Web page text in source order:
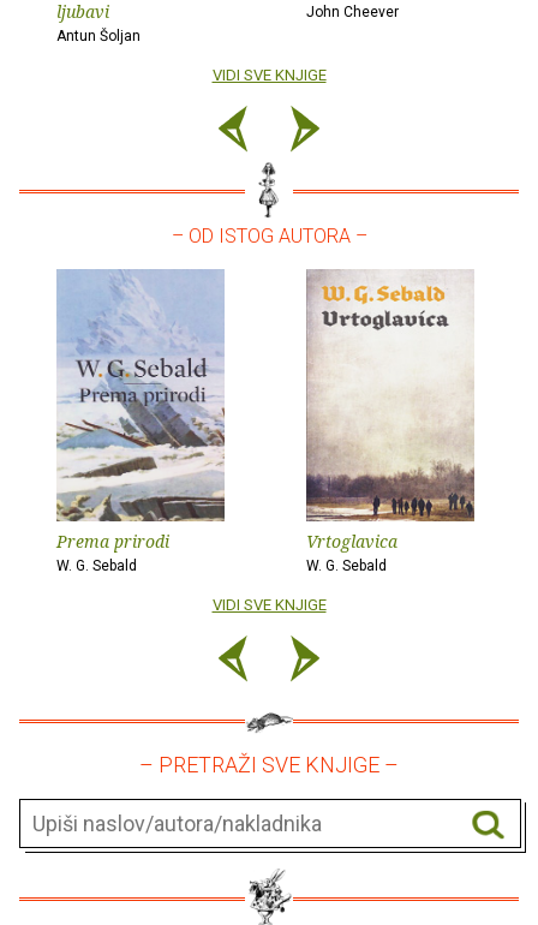
ljubavi
Antun Šoljan
John Cheever
VIDI SVE KNJIGE
– OD ISTOG AUTORA –
Prema prirodi
W. G. Sebald
Vrtoglavica
W. G. Sebald
VIDI SVE KNJIGE
– PRETRAŽI SVE KNJIGE –